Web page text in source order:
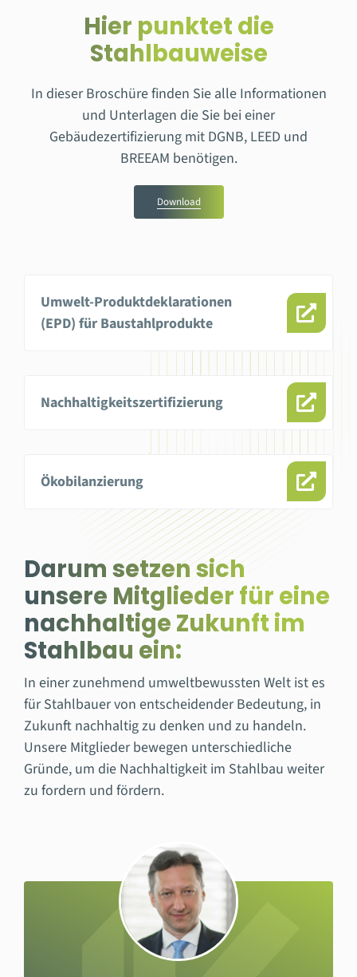
Hier punktet die
Stahlbauweise
In dieser Broschüre finden Sie alle Informationen
und Unterlagen die Sie bei einer
Gebäudezertifizierung mit DGNB, LEED und
BREEAM benötigen.
Download
Umwelt-Produktdeklarationen
(EPD) für Baustahlprodukte
Nachhaltigkeits­zertifizierung
Ökobilanzierung
Darum setzen sich
unsere Mitglieder für eine
nachhaltige Zukunft im
Stahlbau ein:
In einer zunehmend umweltbewussten Welt ist es
für Stahlbauer von entscheidender Bedeutung, in
Zukunft nachhaltig zu denken und zu handeln.
Unsere Mitglieder bewegen unterschiedliche
Gründe, um die Nachhaltigkeit im Stahlbau weiter
zu fordern und fördern.